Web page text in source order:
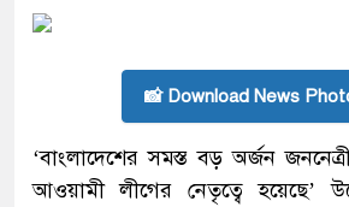
📸 Download News
‘বাংলাদেশের সমস্ত বড় অর্জন
আওয়ামী লীগের নেতৃত্বে হয়েছে’